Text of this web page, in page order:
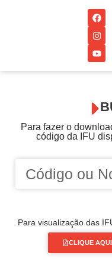
Para fazer o
código da IFU
Para visualização das
CLIQUE